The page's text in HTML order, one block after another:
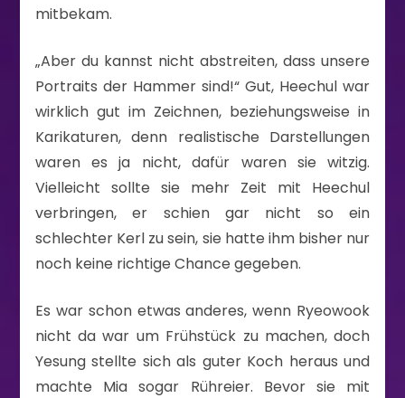
mitbekam.
„Aber du kannst nicht abstreiten, dass unsere
Portraits der Hammer sind!“ Gut, Heechul war
wirklich gut im Zeichnen, beziehungsweise in
Karikaturen, denn realistische Darstellungen
waren es ja nicht, dafür waren sie witzig.
Vielleicht sollte sie mehr Zeit mit Heechul
verbringen, er schien gar nicht so ein
schlechter Kerl zu sein, sie hatte ihm bisher nur
noch keine richtige Chance gegeben.
Es war schon etwas anderes, wenn Ryeowook
nicht da war um Frühstück zu machen, doch
Yesung stellte sich als guter Koch heraus und
machte Mia sogar Rühreier. Bevor sie mit